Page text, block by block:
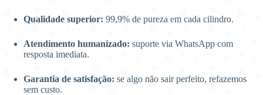
Qualidade superior: 99,9% de pureza em cada cilindro.
Atendimento humanizado: suporte via WhatsApp com
resposta imediata.
Garantia de satisfação: se algo não sair perfeito, refazemos
sem custo.